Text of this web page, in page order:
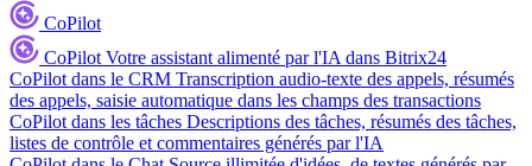
CoPilot
CoPilot Votre assistant alimenté par l'IA dans Bitrix24
CoPilot dans le CRM Transcription audio-texte des appels, résumés
des appels, saisie automatique dans les champs des transactions
CoPilot dans les tâches Descriptions des tâches, résumés des tâches,
listes de contrôle et commentaires générés par l'IA